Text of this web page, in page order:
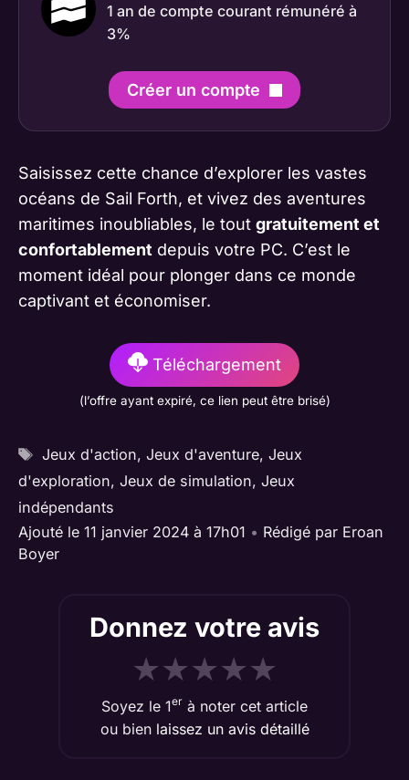
1 an de compte courant rémunéré à
3%
Créer un compte
Saisissez cette chance d’explorer les vastes
océans de Sail Forth, et vivez des aventures
maritimes inoubliables, le tout gratuitement et
confortablement depuis votre PC. C’est le
moment idéal pour plonger dans ce monde
captivant et économiser.
Téléchargement
(l’offre ayant expiré, ce lien peut être brisé)
Étiquettes
Jeux d'action, Jeux d'aventure, Jeux
d'exploration, Jeux de simulation, Jeux
indépendants
Ajouté le 11 janvier 2024 à 17h01 • Rédigé par Eroan
Boyer
Donnez votre avis
★★★★★
Soyez le 1er à noter cet article
ou bien laissez un avis détaillé